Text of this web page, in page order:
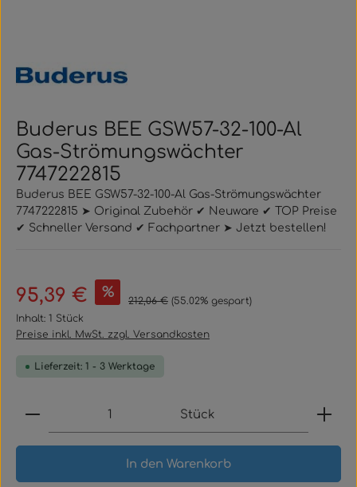
Buderus BEE GSW57-32-100-Al
Gas-Strömungswächter
7747222815
Buderus BEE GSW57-32-100-Al Gas-Strömungswächter
7747222815 ➤ Original Zubehör ✔ Neuware ✔ TOP Preise
✔ Schneller Versand ✔ Fachpartner ➤ Jetzt bestellen!
Verkaufspreis:
95,39 € % Regulärer Preis:
212,06 € (55.02% gespart)
Inhalt: 1 Stück
Preise inkl. MwSt. zzgl. Versandkosten
Lieferzeit: 1 - 3 Werktage
Produkt Anzahl: Gib den gewünschten Wert
Stück
In den Warenkorb